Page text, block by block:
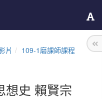
片
109-1磨課師課程
想史 賴賢宗